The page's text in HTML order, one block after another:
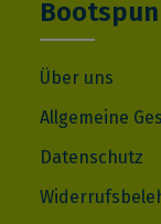
Über uns
Allgemeine
Datenschutz